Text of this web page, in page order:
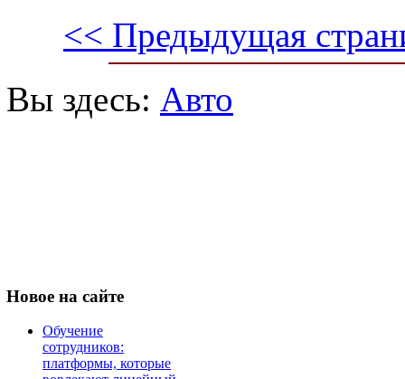
<< Предыдущая
Вы здесь: Авто
Новое на сайте
Обучение
сотрудников:
платформы, которые